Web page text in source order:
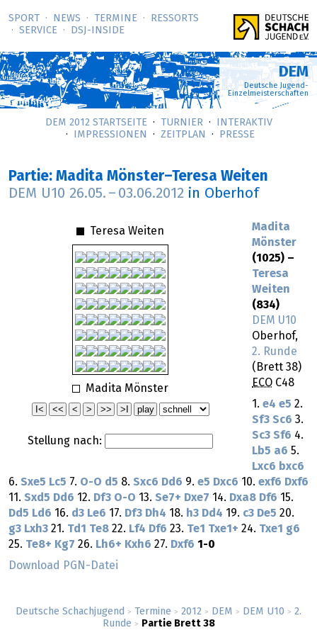
SPORT NEWS TERMINE
RESSORTS
SERVICE
DSJ-­INSIDE
Deutsche Schachjugend > Termine > 2012 > DEM > DEM U10 > 2.
Runde > Partie Brett 38
DEM
Deutsche Jugend-
Einzelmeisterschaften
DEM 2012 STARTSEITE TURNIER
INTERAKTIV
IMPRESSIONEN
ZEITPLAN PRESSE
Partie: Madita Mönster–Teresa Weiten
DEM U10 26.05. – 03.06.2012 in Oberhof
Teresa Weiten
Madita Mönster
Stellung nach:
Madita
Mönster
(1025) –
Teresa
Weiten
(834)
DEM U10
Oberhof,
2. Runde
(Brett 38)
ECO C48
1. e4 e5 2.
Sf3 Sc6 3.
Sc3 Sf6 4.
Lb5 a6 5.
Lxc6 bxc6
6. Sxe5 Lc5 7. O-O d5 8. Sxc6 Dd6 9. e5 Dxc6 10. exf6 Dxf6
11. Sxd5 Dd6 12. Df3 O-O 13. Se7+ Dxe7 14. Dxa8 Df6 15.
Dd5 Ld6 16. d3 Le6 17. Df3 Dh4 18. h3 Dd4 19. c3 De5 20.
g3 Lxh3 21. Td1 Te8 22. Lf4 Df6 23. Te1 Txe1+ 24. Txe1 g6
25. Te8+ Kg7 26. Lh6+ Kxh6 27. Dxf6 1-0
Download PGN-Datei